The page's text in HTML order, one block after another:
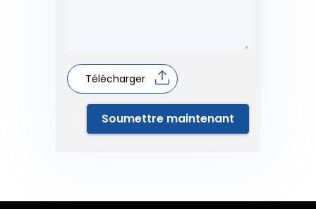
Télécharger
Soumettre maintenant